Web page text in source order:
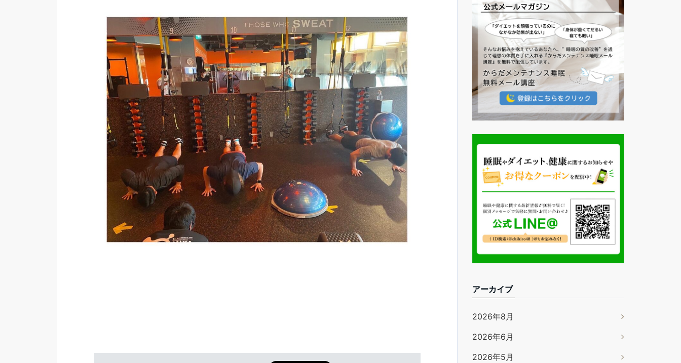
アーカイブ
2026年8月
2026年6月
2026年5月